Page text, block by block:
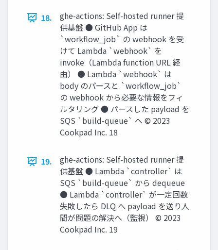
18.
ghe-actions: Self-hosted runner 提
供基盤 ● GitHub App は
`workﬂow_job` の webhook を受
けて Lambda `webhook` を
invoke（Lambda function URL 経
由） ● Lambda `webhook` は
body のパースと `workﬂow_job`
の webhook から必要な情報をフィ
ルタリング ● パースした payload を
SQS `build-queue` へ © 2023
Cookpad Inc. 18
19.
ghe-actions: Self-hosted runner 提
供基盤 ● Lambda `controller` は
SQS `build-queue` から dequeue
● Lambda `controller` が一定回数
失敗したら DLQ へ payload を送り人
間が問題の解決へ（監視） © 2023
Cookpad Inc. 19